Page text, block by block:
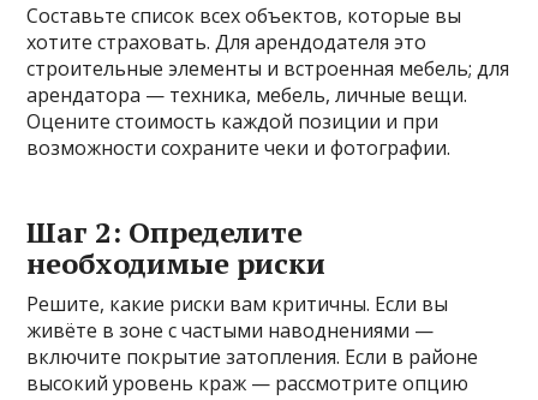
Составьте список всех объектов, которые вы
хотите страховать. Для арендодателя это
строительные элементы и встроенная мебель; для
арендатора — техника, мебель, личные вещи.
Оцените стоимость каждой позиции и при
возможности сохраните чеки и фотографии.
Шаг 2: Определите
необходимые риски
Решите, какие риски вам критичны. Если вы
живёте в зоне с частыми наводнениями —
включите покрытие затопления. Если в районе
высокий уровень краж — рассмотрите опцию